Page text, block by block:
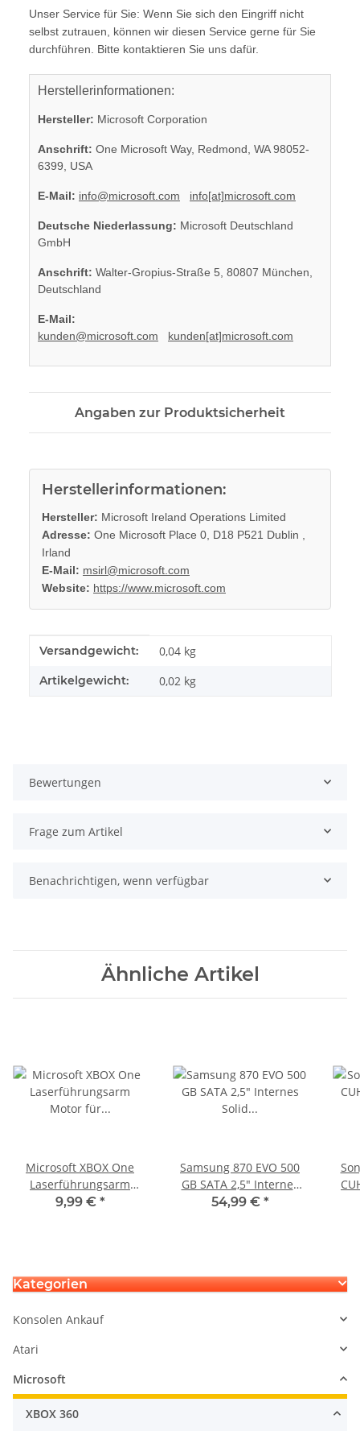
Unser Service für Sie: Wenn Sie sich den Eingriff nicht
selbst zutrauen, können wir diesen Service gerne für Sie
durchführen. Bitte kontaktieren Sie uns dafür.
Herstellerinformationen:
Hersteller: Microsoft Corporation
Anschrift: One Microsoft Way, Redmond, WA 98052-
6399, USA
E-Mail: info@microsoft.com info[at]microsoft.com
Deutsche Niederlassung: Microsoft Deutschland
GmbH
Anschrift: Walter-Gropius-Straße 5, 80807 München,
Deutschland
E-Mail:
kunden@microsoft.com
kunden[at]microsoft.com
Angaben zur Produktsicherheit
Herstellerinformationen:
Hersteller: Microsoft Ireland Operations Limited
Adresse: One Microsoft Place 0, D18 P521 Dublin ,
Irland
E-Mail: msirl@microsoft.com
Website: https://www.microsoft.com
Produkteigenschaft
Wert
Versandgewicht: 0,04 kg
Artikelgewicht: 0,02 kg
Bewertungen
Frage zum Artikel
Benachrichtigen, wenn verfügbar
Ähnliche Artikel
Microsoft XBOX One
Laserführungsarm
Motor für LiteOn/PLDS
9,99 € *
Samsung 870 EVO 500
GB SATA 2,5" Internes
Solid State Drive (SSD)
54,99 € *
Kategorien
Konsolen Ankauf
Atari
Microsoft
XBOX 360